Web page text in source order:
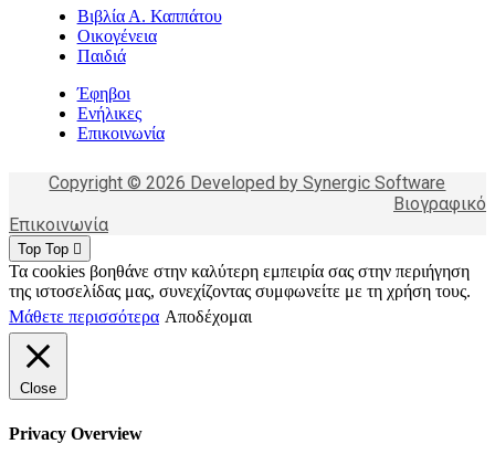
Βιβλία Α. Καππάτου
Οικογένεια
Παιδιά
Έφηβοι
Ενήλικες
Επικοινωνία
Copyright © 2026 Developed by Synergic Software
Βιογραφικό
Επικοινωνία
Top Top
Τα cookies βοηθάνε στην καλύτερη εμπειρία σας στην περιήγηση
της ιστοσελίδας μας, συνεχίζοντας συμφωνείτε με τη χρήση τους.
Μάθετε περισσότερα Αποδέχομαι
Close
Privacy Overview